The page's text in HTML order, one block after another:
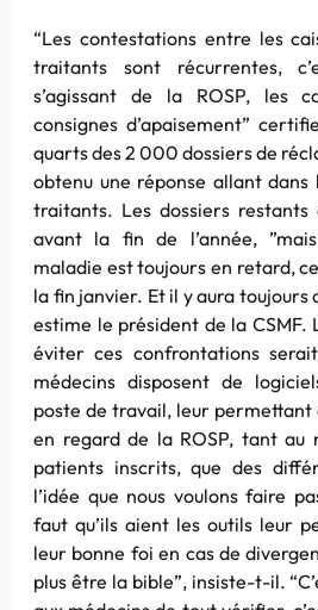
“Les contestations entre les
traitants sont récurrentes,
s’agissant de la ROSP, les
consignes d’apaisement”
quarts des 2 000 dossiers de
obtenu une réponse allant dans
traitants. Les dossiers
avant la fin de l’année, ”mais
maladie est toujours en retard,
la fin janvier. Et il y aura toujours
estime le président de la CSMF.
éviter ces confrontations
médecins disposent de
poste de travail, leur
en regard de la ROSP, tant au
patients inscrits, que des
l’idée que nous voulons faire
faut qu’ils aient les outils leur
leur bonne foi en cas de
plus être la bible”, insiste-t-il.